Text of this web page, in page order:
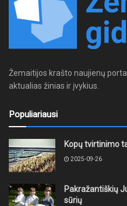
Žemaitijos krašto naujienų
aktualias žinias ir įvykius.
Populiariausi
Kopų tvirtinimo
2025-09-26
Pakražantiškių
sūrių